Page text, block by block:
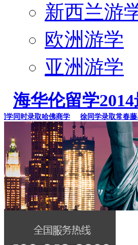
新西兰游
欧洲游学
亚洲游学
海华伦留学
时录取哈佛商学 徐同学录取常春藤名